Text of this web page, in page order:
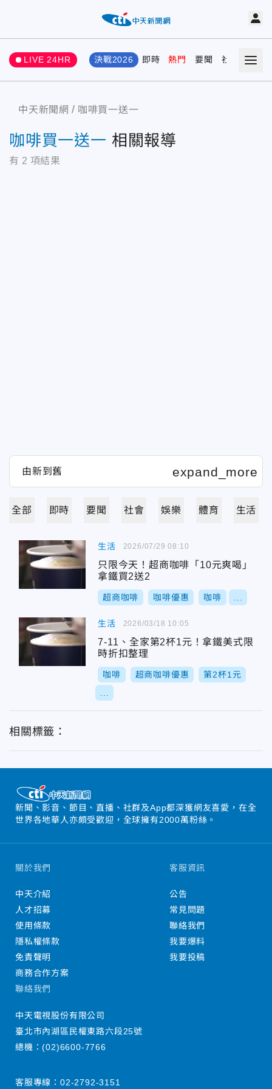
LIVE 24HR 決戰2026 即時 熱門 要聞 社會 娛樂
中天新聞網 咖啡買一送一
咖啡買一送一 相關報導
有 2 項結果
全部 即時 要聞 社會 娛樂 體育 生活
生活
只限今天！超商咖啡「10元爽喝」
拿鐵買2送2
超商咖啡 咖啡優惠 咖啡
2026/07/29 08:10
生活
7-11、全家第2杯1元！拿鐵美式限
時折扣整理
咖啡 超商咖啡優惠 第2杯1元
2026/03/18 10:05
相關標籤：
新聞、影音、節目、直播、社群及App都深獲網友喜愛，在全
世界各地華人亦頗受歡迎，全球擁有2000萬粉絲。
關於我們
中天介紹
人才招募
使用條款
隱私權條款
免責聲明
商務合作方案
客服資訊
公告
常見問題
聯絡我們
我要爆料
我要投稿
聯絡我們
中天電視股份有限公司
臺北市內湖區民權東路六段25號
總機：(02)6600-7766
客服專線： 02-2792-3151